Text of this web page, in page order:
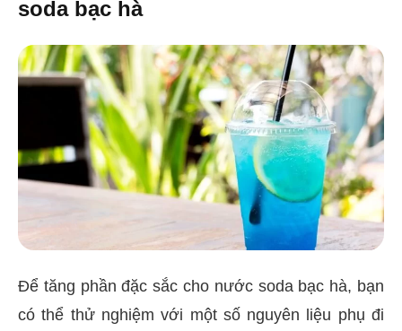
soda bạc hà
Để tăng phần đặc sắc cho nước soda bạc hà, bạn
có thể thử nghiệm với một số nguyên liệu phụ đi